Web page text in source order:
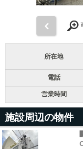
所在地
電話
営業時間
施設周辺の物件